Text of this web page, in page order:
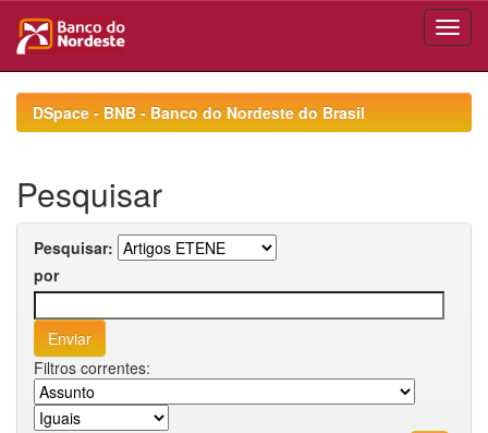
navigationDSpace - BNB - Banco do Nordeste do Brasil
Pesquisar
Pesquisar:
por
Filtros correntes: